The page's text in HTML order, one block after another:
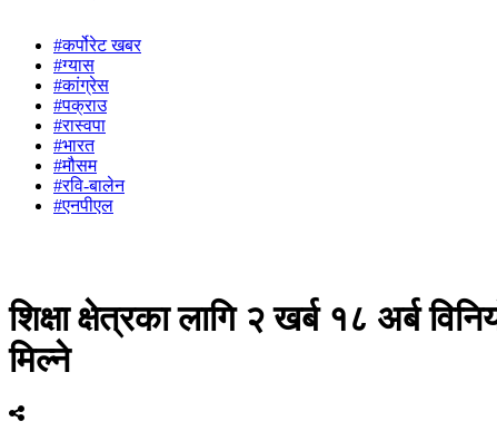
#कर्पोरेट खबर
#ग्यास
#कांग्रेस
#पक्राउ
#रास्वपा
#भारत
#मौसम
#रवि-बालेन
#एनपीएल
शिक्षा क्षेत्रका लागि २ खर्ब १८ अर्ब
मिल्ने